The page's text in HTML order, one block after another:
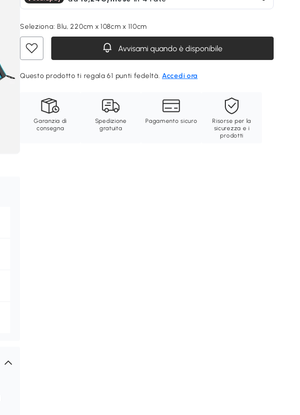
Seleziona: Blu, 220cm x 108cm x 110cm
Avvisami quando è disponibile
Questo prodotto ti regala 61 punti fedeltà.Accedi ora
Garanzia di
consegna
Spedizione
gratuita
Pagamento sicuro
Risorse per la
sicurezza e i
prodotti